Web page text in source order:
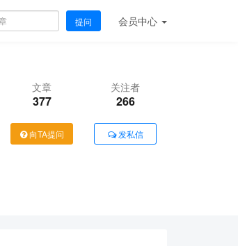
提问 会员中心
文章
377
关注者
266
向TA提问 发私信